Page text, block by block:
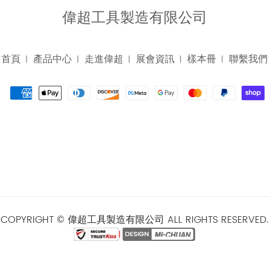
偉超工具製造有限公司
首頁 | 產品中心 | 走進偉超 | 展會資訊 | 樣本冊 | 聯繫我們
COPYRIGHT © 偉超工具製造有限公司 ALL RIGHTS RESERVED.
|